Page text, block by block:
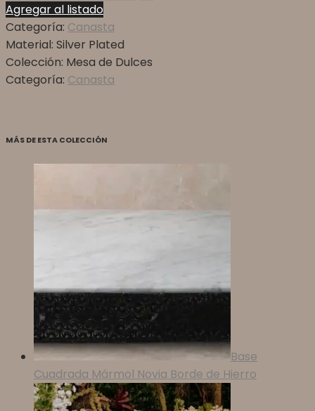
Agregar al listado
Categoría: Canasta
Material: Silver Plated
Colección: Mesa de Dulces
Categoría: Canasta
MÁS DE ESTA COLECCIÓN
Base
Cuadrada Mármol Novia Borde de Hierro